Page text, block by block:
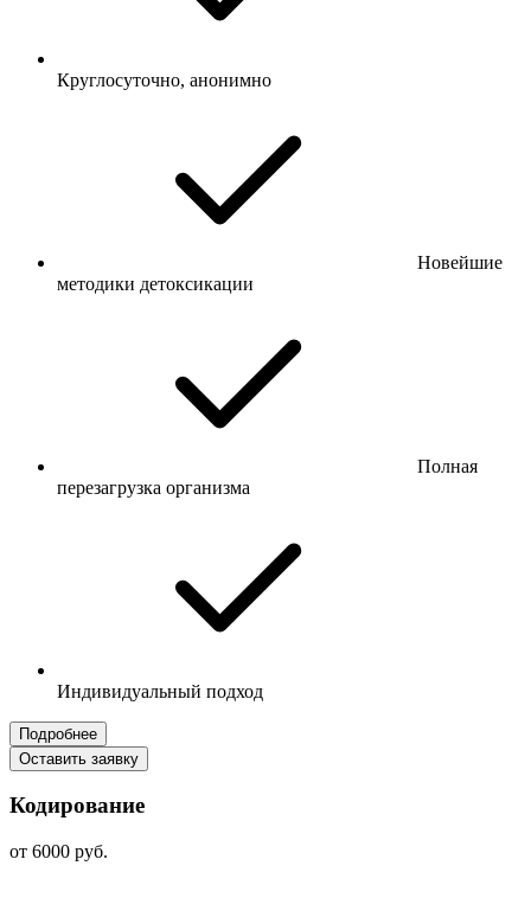
Круглосуточно, анонимно
Новейшие
методики детоксикации
Полная
перезагрузка организма
Индивидуальный подход
Подробнее
Оставить заявку
Кодирование
от 6000 руб.